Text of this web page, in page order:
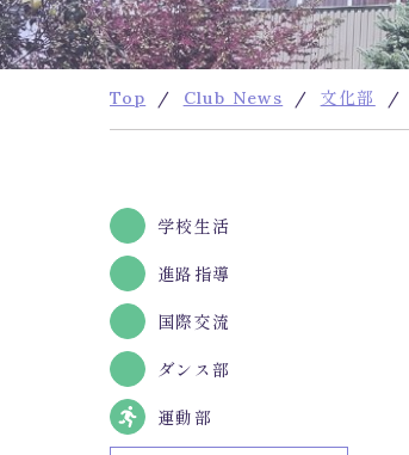
Top Club News 文化部
学校生活
進路指導
国際交流
ダンス部
運動部